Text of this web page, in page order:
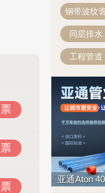
钢带波纹
同层排水
工程管道
亚通Aton